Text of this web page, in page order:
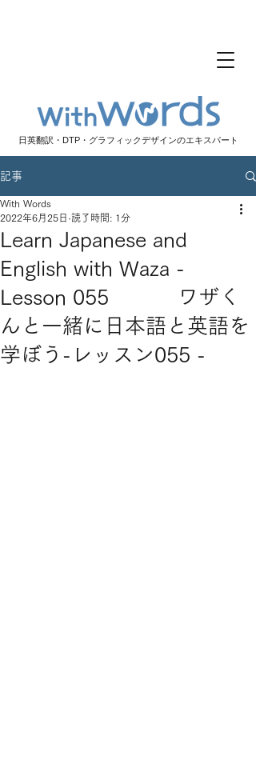
日英翻訳・DTP・グラフィックデザインのエキスパート
記事
Learn Japanese and
English with Waza -
Lesson 055 ワザく
んと一緒に日本語と英語を
学ぼう-レッスン055 -
With Words
2022年6月25日 読了時間: 1分